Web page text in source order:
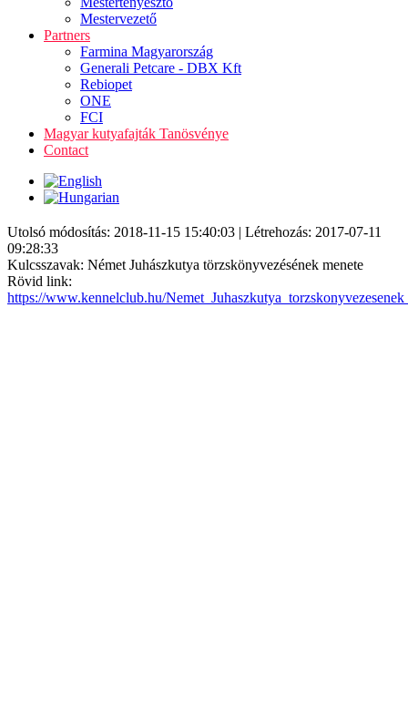
Mestervezető
Partners
Farmina Magyarország
Generali Petcare - DBX Kft
Rebiopet
ONE
FCI
Magyar kutyafajták Tanösvénye
Contact
Utolsó módosítás: 2018-11-15 15:40:03 | Létrehozás: 2017-07-11
09:28:33
Kulcsszavak: Német Juhászkutya törzskönyvezésének menete
Rövid link:
https://www.kennelclub.hu/